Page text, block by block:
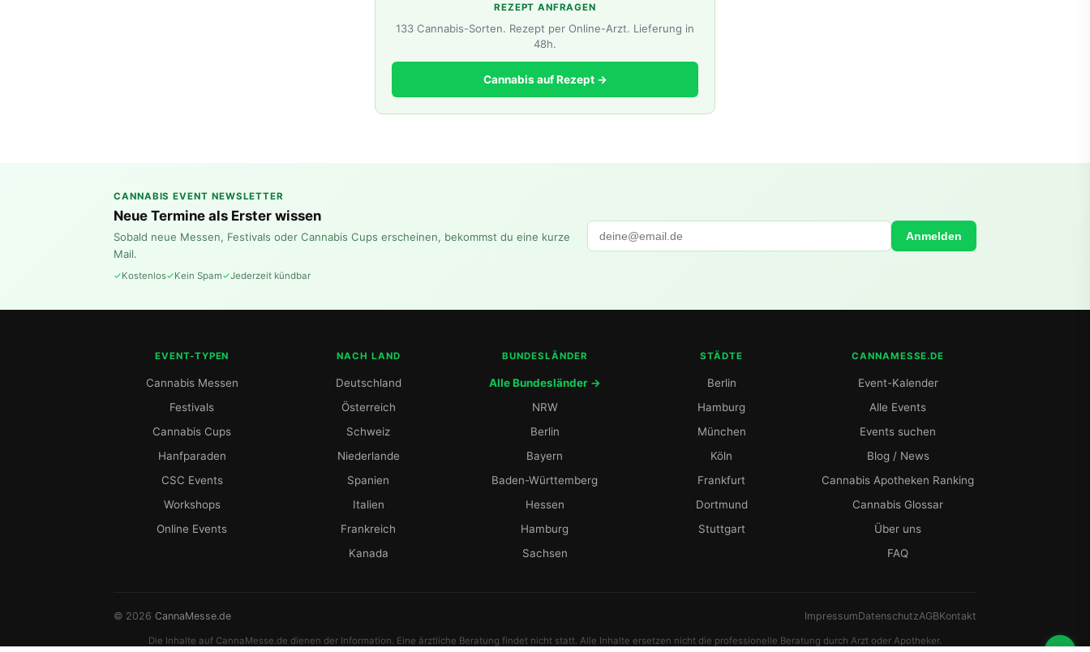
REZEPT ANFRAGEN
133 Cannabis-Sorten. Rezept per Online-Arzt. Lieferung in
48h.
Cannabis auf Rezept →
CANNABIS EVENT NEWSLETTER
Neue Termine als Erster wissen
Sobald neue Messen, Festivals oder Cannabis Cups erscheinen, bekommst du eine kurze
Mail.
Kostenlos Kein Spam Jederzeit kündbar
Anmelden
EVENT-TYPEN
Cannabis Messen
Festivals
Cannabis Cups
Hanfparaden
CSC Events
Workshops
Online Events
NACH LAND
Deutschland
Österreich
Schweiz
Niederlande
Spanien
Italien
Frankreich
Kanada
BUNDESLÄNDER
Alle Bundesländer →
NRW
Berlin
Bayern
Baden-Württemberg
Hessen
Hamburg
Sachsen
STÄDTE
Berlin
Hamburg
München
Köln
Frankfurt
Dortmund
Stuttgart
CANNAMESSE.DE
Event-Kalender
Alle Events
Events suchen
Blog / News
Cannabis Apotheken Ranking
Cannabis Glossar
Über uns
FAQ
© 2026 CannaMesse.de ImpressumDatenschutzAGBKontakt
Die Inhalte auf CannaMesse.de dienen der Information. Eine ärztliche Beratung findet nicht statt. Alle Inhalte ersetzen nicht die professionelle Beratung durch Arzt oder Apotheker.